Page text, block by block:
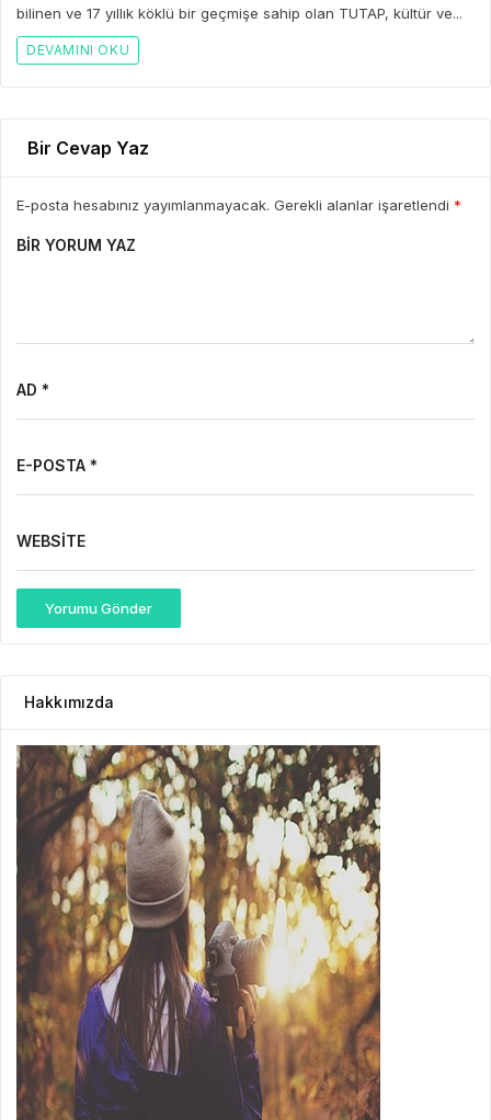
bilinen ve 17 yıllık köklü bir geçmişe sahip olan TUTAP, kültür ve...
DEVAMINI OKU
Bir Cevap Yaz
E-posta hesabınız yayımlanmayacak. Gerekli alanlar işaretlendi *
BIR YORUM YAZ
AD *
E-POSTA *
WEBSITE
Yorumu Gönder
Hakkımızda